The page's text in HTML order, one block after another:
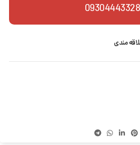
09304443328
مندی